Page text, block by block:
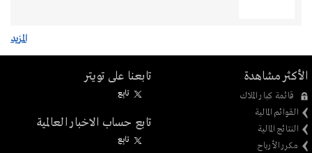
المزيد
الأكثر مشاهدة
قائمة كبار الملاك
القوائم المالية
النتائج المالية
مكرر الأرباح
تابعنا على تويتر
تابِع
تابع حساب الاخبار العالمية
تابِع